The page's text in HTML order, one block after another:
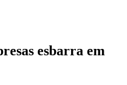
esbarra em